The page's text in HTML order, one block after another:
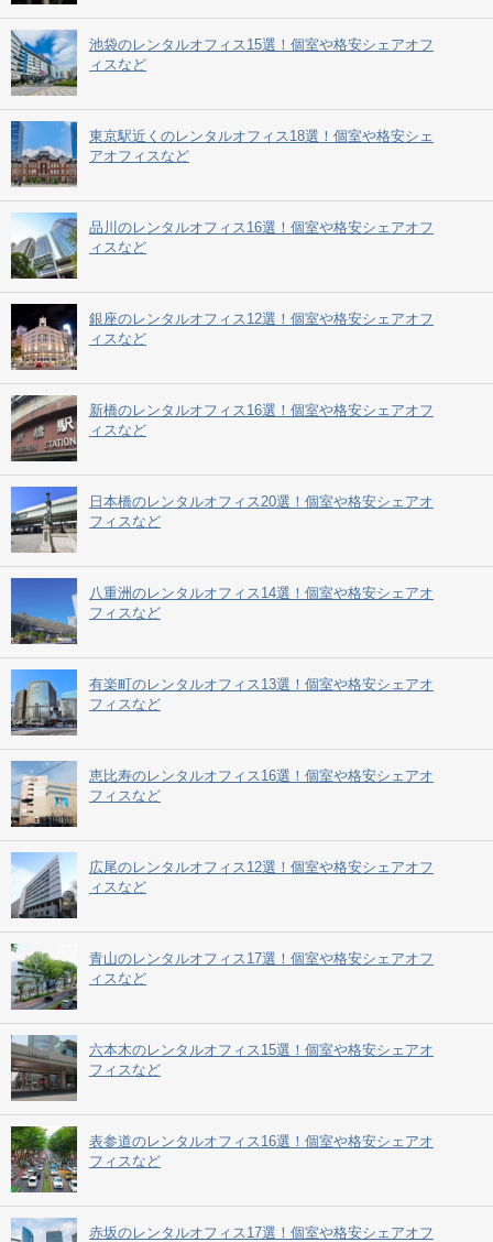
池袋のレンタルオフィス15選！個室や格安シェアオフ
ィスなど
東京駅近くのレンタルオフィス18選！個室や格安シェ
アオフィスなど
品川のレンタルオフィス16選！個室や格安シェアオフ
ィスなど
銀座のレンタルオフィス12選！個室や格安シェアオフ
ィスなど
新橋のレンタルオフィス16選！個室や格安シェアオフ
ィスなど
日本橋のレンタルオフィス20選！個室や格安シェアオ
フィスなど
八重洲のレンタルオフィス14選！個室や格安シェアオ
フィスなど
有楽町のレンタルオフィス13選！個室や格安シェアオ
フィスなど
恵比寿のレンタルオフィス16選！個室や格安シェアオ
フィスなど
広尾のレンタルオフィス12選！個室や格安シェアオフ
ィスなど
青山のレンタルオフィス17選！個室や格安シェアオフ
ィスなど
六本木のレンタルオフィス15選！個室や格安シェアオ
フィスなど
表参道のレンタルオフィス16選！個室や格安シェアオ
フィスなど
赤坂のレンタルオフィス17選！個室や格安シェアオフ